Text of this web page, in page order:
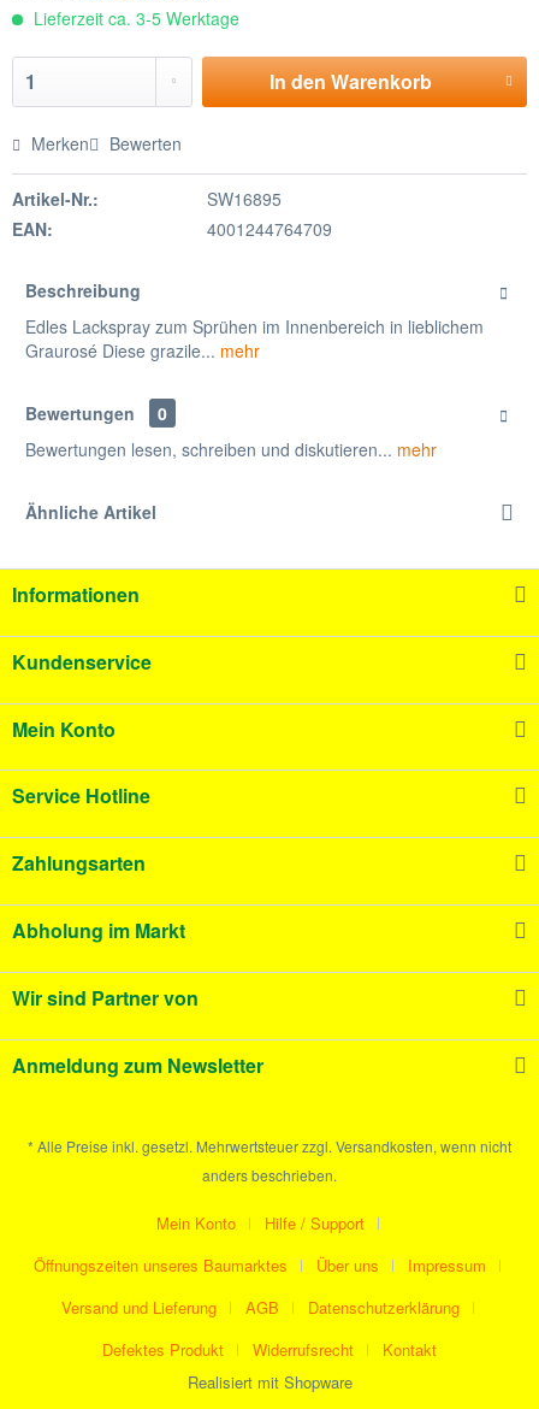
Lieferzeit ca. 3-5 Werktage
In denWarenkorb
Merken Bewerten
Artikel-Nr.:
SW16895
EAN:
4001244764709
Beschreibung
Edles Lackspray zum Sprühen im Innenbereich in lieblichem
Graurosé Diese grazile... mehr
Bewertungen
0
Bewertungen lesen, schreiben und diskutieren... mehr
Ähnliche Artikel
Informationen
Kundenservice
Mein Konto
Service Hotline
Zahlungsarten
Abholung im Markt
Wir sind Partner von
Anmeldung zum Newsletter
* Alle Preise inkl. gesetzl. Mehrwertsteuer zzgl. Versandkosten, wenn nicht
anders beschrieben.
Mein Konto
Hilfe / Support
Öffnungszeiten unseres Baumarktes
Über uns
Impressum
Versand und Lieferung
AGB
Datenschutzerklärung
Defektes Produkt
Widerrufsrecht
Kontakt
Realisiert mit Shopware